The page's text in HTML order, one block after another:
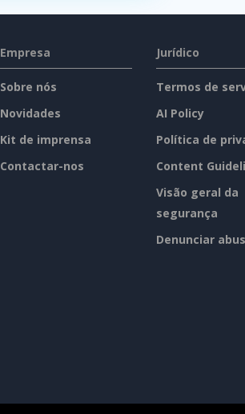
Empresa
Sobre nós
Novidades
Kit de imprensa
Contactar-nos
Jurídico
Termos de
AI Policy
Política de
Content
Visão geral da
segurança
Denunciar